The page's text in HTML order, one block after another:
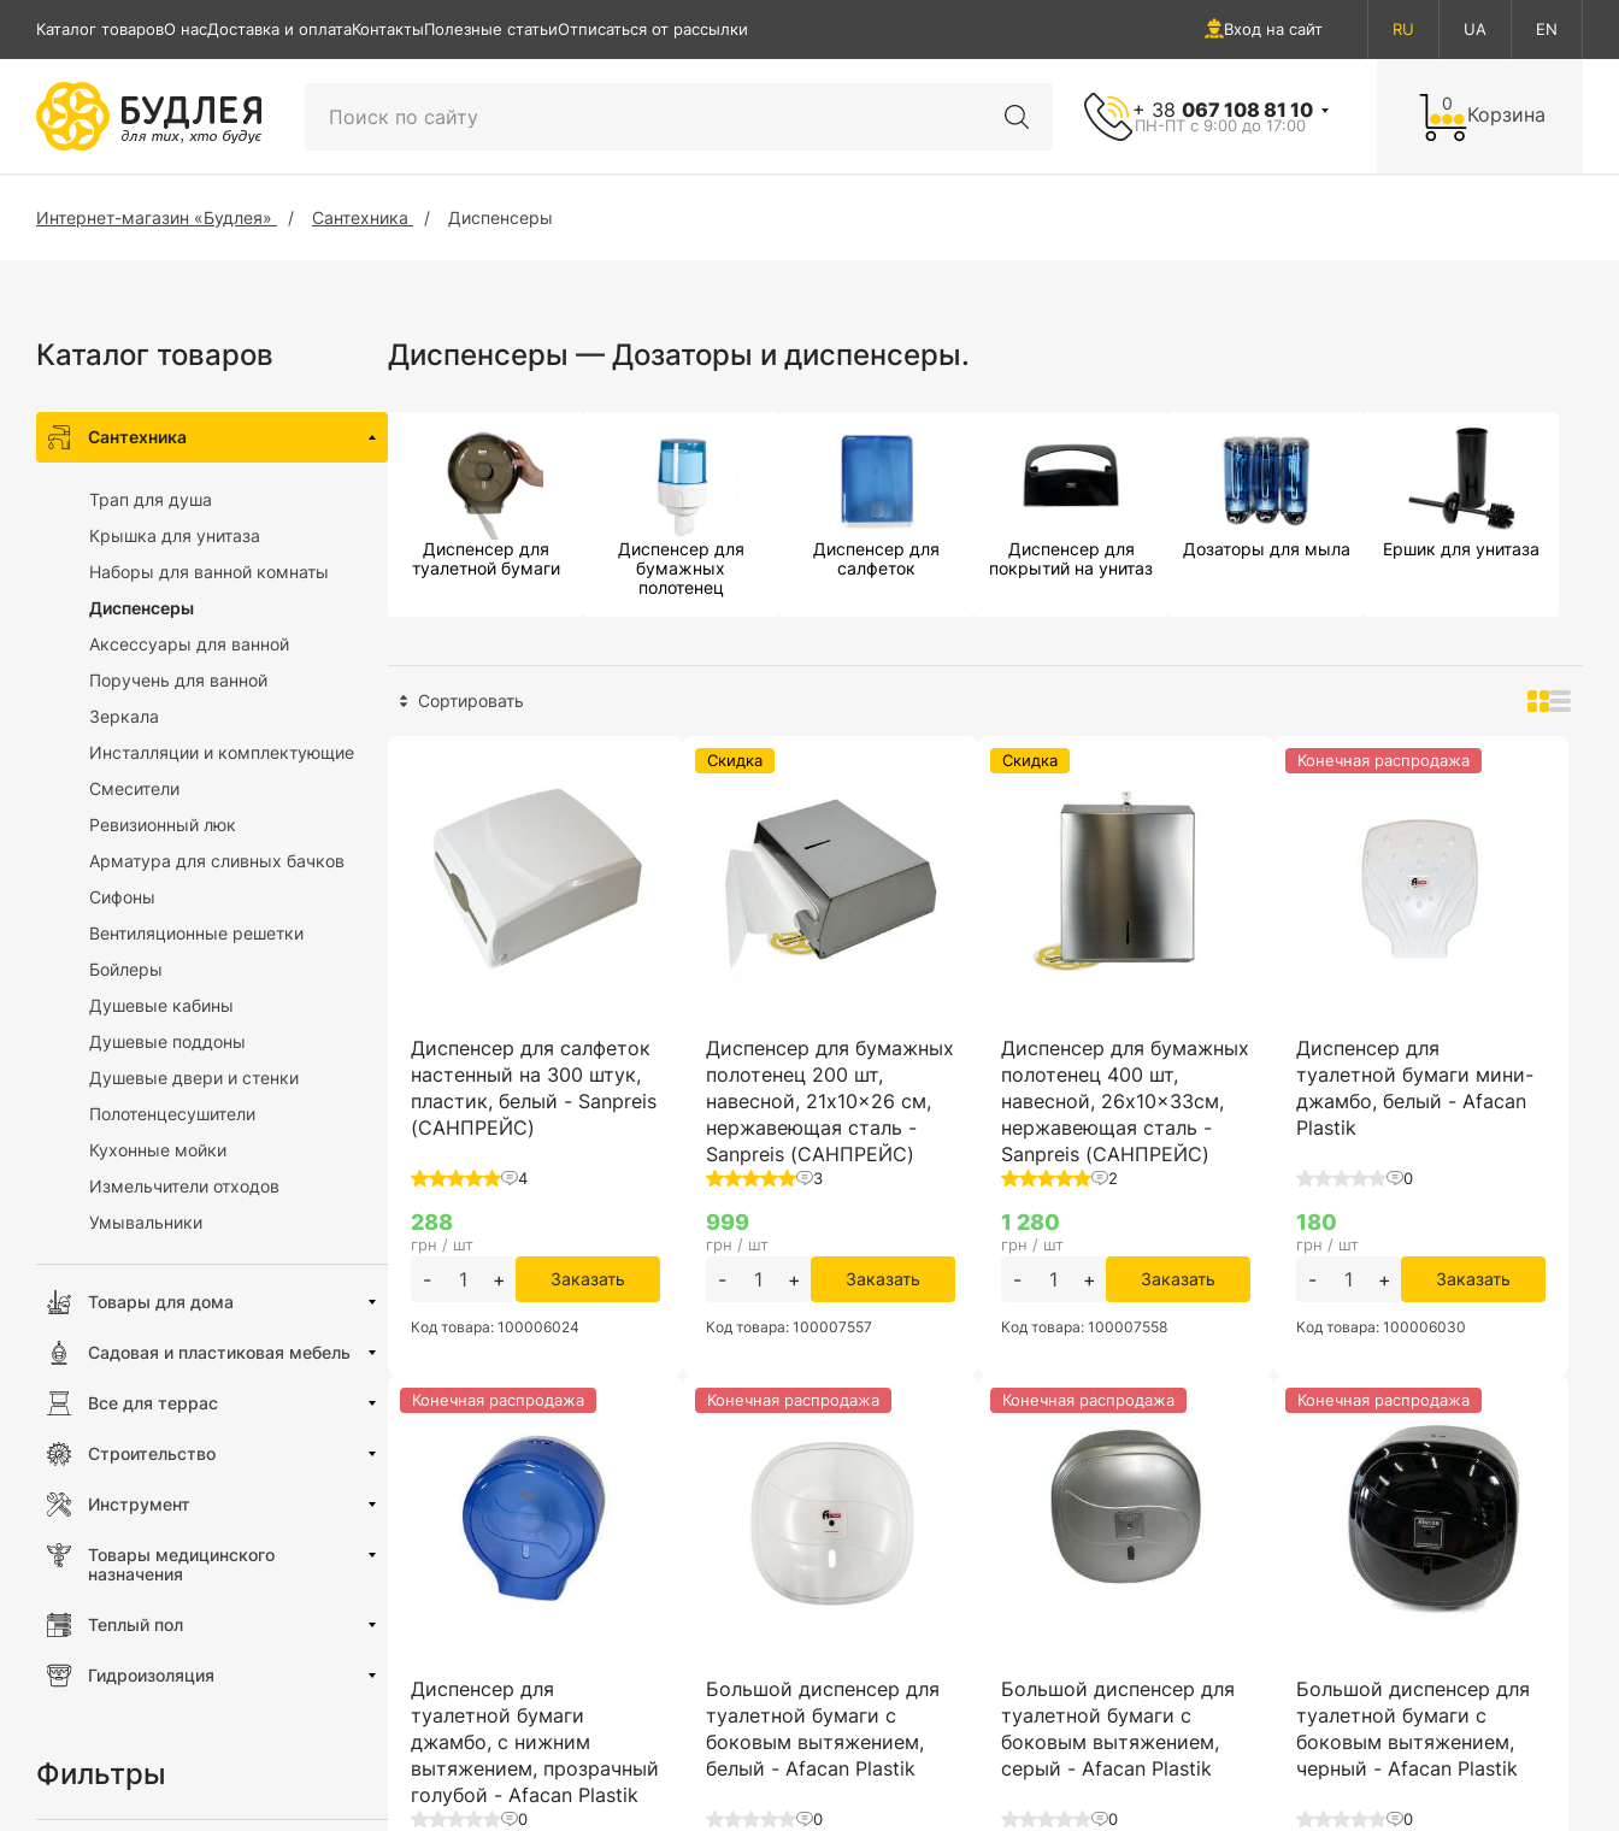
Каталог товаровО насДоставка и оплатаКонтактыПолезные статьиОтписаться от рассылки Вход на сайт RU UA EN
+ 38 067 108 81 10
ПН-ПТ с 9:00 до 17:00
0 Корзина
Интернет-магазин «Будлея» Сантехника Диспенсеры
Каталог товаров
Сантехника
Трап для душа
Крышка для унитаза
Наборы для ванной комнаты
Диспенсеры
Аксессуары для ванной
Поручень для ванной
Зеркала
Инсталляции и комплектующие
Смесители
Ревизионный люк
Арматура для сливных бачков
Сифоны
Вентиляционные решетки
Бойлеры
Душевые кабины
Душевые поддоны
Душевые двери и стенки
Полотенцесушители
Кухонные мойки
Измельчители отходов
Умывальники
Товары для дома
Садовая и пластиковая мебель
Все для террас
Строительство
Инструмент
Товары медицинского
назначения
Теплый пол
Гидроизоляция
Фильтры
Диспенсеры — Дозаторы и диспенсеры.
Диспенсер для
туалетной бумаги
Диспенсер для
бумажных
полотенец
Диспенсер для
салфеток
Диспенсер для
покрытий на унитаз
Дозаторы для мыла Ершик для унитаза
Сортировать
Диспенсер для салфеток
настенный на 300 штук,
пластик, белый - Sanpreis
(САНПРЕЙС)
4
288
грн / шт
- + Заказать
Код товара: 100006024
Диспенсер для бумажных
полотенец 200 шт,
навесной, 21x10x26 см,
нержавеющая сталь -
Sanpreis (САНПРЕЙС)
3
Скидка
999
грн / шт
- + Заказать
Код товара: 100007557
Диспенсер для бумажных
полотенец 400 шт,
навесной, 26x10x33см,
нержавеющая сталь -
Sanpreis (САНПРЕЙС)
2
Скидка
1 280
грн / шт
- + Заказать
Код товара: 100007558
Диспенсер для
туалетной бумаги мини-
джамбо, белый - Afacan
Plastik
0
Конечная распродажа
180
грн / шт
- + Заказать
Код товара: 100006030
Диспенсер для
туалетной бумаги
джамбо, с нижним
вытяжением, прозрачный
голубой - Afacan Plastik
0
Конечная распродажа
Большой диспенсер для
туалетной бумаги с
боковым вытяжением,
белый - Afacan Plastik
0
Конечная распродажа
Большой диспенсер для
туалетной бумаги с
боковым вытяжением,
серый - Afacan Plastik
0
Конечная распродажа
Большой диспенсер для
туалетной бумаги с
боковым вытяжением,
черный - Afacan Plastik
0
Конечная распродажа